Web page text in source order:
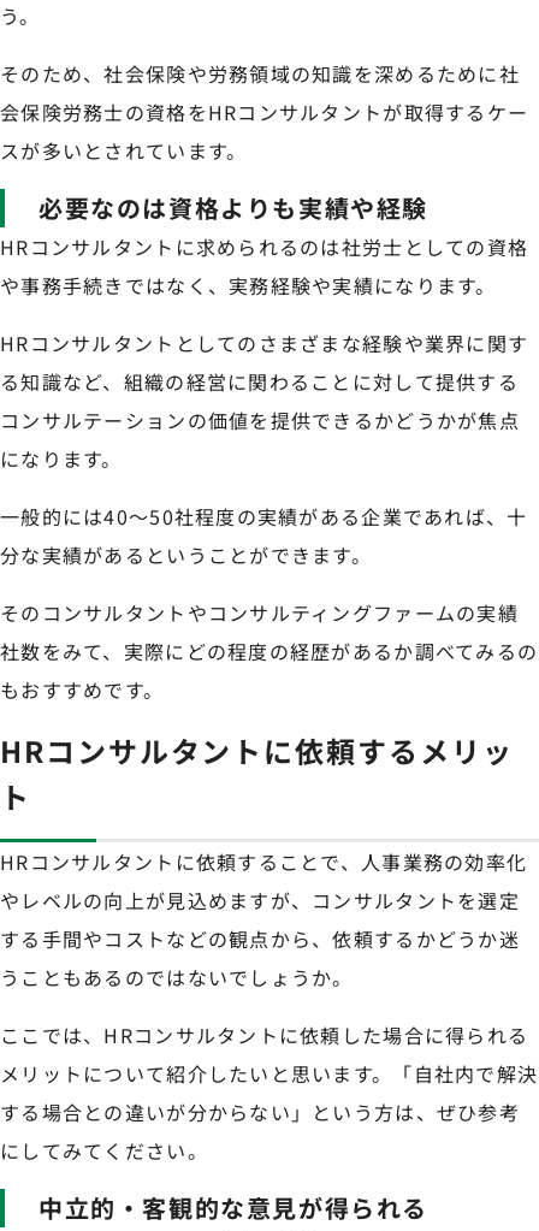
う。
そのため、社会保険や労務領域の知識を深めるために社
会保険労務士の資格をHRコンサルタントが取得するケー
スが多いとされています。
必要なのは資格よりも実績や経験
HRコンサルタントに求められるのは社労士としての資格
や事務手続きではなく、実務経験や実績になります。
HRコンサルタントとしてのさまざまな経験や業界に関す
る知識など、組織の経営に関わることに対して提供する
コンサルテーションの価値を提供できるかどうかが焦点
になります。
一般的には40〜50社程度の実績がある企業であれば、十
分な実績があるということができます。
そのコンサルタントやコンサルティングファームの実績
社数をみて、実際にどの程度の経歴があるか調べてみるの
もおすすめです。
HRコンサルタントに依頼するメリッ
ト
HRコンサルタントに依頼することで、人事業務の効率化
やレベルの向上が見込めますが、コンサルタントを選定
する手間やコストなどの観点から、依頼するかどうか迷
うこともあるのではないでしょうか。
ここでは、HRコンサルタントに依頼した場合に得られる
メリットについて紹介したいと思います。「自社内で解決
する場合との違いが分からない」という方は、ぜひ参考
にしてみてください。
中立的・客観的な意見が得られる